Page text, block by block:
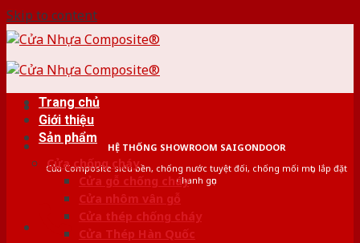
Skip to content
HỆ THỐNG SHOWROOM SAIGONDOOR
Cửa Composite siêu bền, chống nước tuyệt đối, chống mối mọt, lắp đặt
nhanh gọn
Trang chủ
Giới thiệu
Sản phẩm
Cửa chống cháy
Cửa gỗ chống cháy
Cửa nhôm vân gỗ
Cửa thép chống cháy
Cửa Thép Hàn Quốc